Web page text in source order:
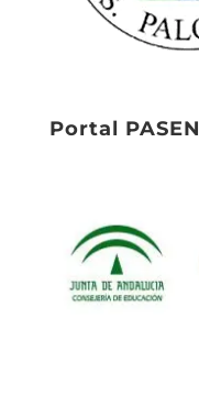
Portal PASEN